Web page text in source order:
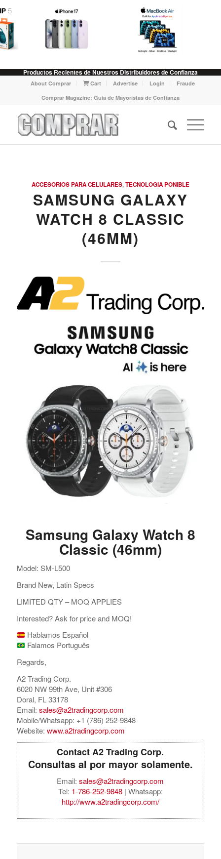
Productos Recientes de Nuestros Distribuidores de Confianza
About Comprar Cart Advertise Login
Fraude
Comprar Magazine: Guia de Mayoristas de Confianza
ACCESORIOS PARA CELULARES,TECNOLOGIA PONIBLE
SAMSUNG GALAXY
WATCH 8 CLASSIC
(46MM)
Samsung Galaxy Watch 8
Classic (46mm)
Model: SM-L500
Brand New, Latin Specs
LIMITED QTY – MOQ APPLIES
Interested? Ask for price and MOQ!
Hablamos Español
Falamos Português
Regards,
A2 Trading Corp.
6020 NW 99th Ave, Unit #306
Doral, FL 33178
Email: sales@a2tradingcorp.com
Mobile/Whatsapp: +1 (786) 252-9848
Website: www.a2tradingcorp.com
Contact A2 Trading Corp.
Consultas al por mayor solamente.
Email:sales@a2tradingcorp.com
Tel: 1-786-252-9848| Whatsapp:
http://www.a2tradingcorp.com/